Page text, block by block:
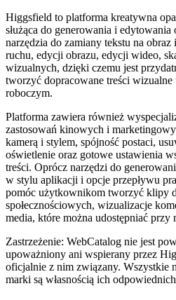
Higgsfield to platforma kreatywna
służąca do generowania i
narzędzia do zamiany tekstu na
ruchu, edycji obrazu, edycji wideo,
wizualnych, dzięki czemu jest
tworzyć dopracowane treści wizualne
roboczym.
Platforma zawiera również
zastosowań kinowych i
kamerą i stylem, spójność postaci,
oświetlenie oraz gotowe ustawienia
treści. Oprócz narzędzi do
w stylu aplikacji i opcje przepływu
pomóc użytkownikom tworzyć klipy
społecznościowych, wizualizacje
media, które można udostępniać
Zastrzeżenie: WebCatalog nie jest
upoważniony ani wspierany przez
oficjalnie z nim związany. Wszystkie
marki są własnością ich